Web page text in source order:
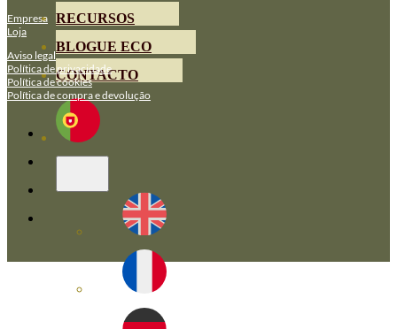
RECURSOS
BLOGUE ECO
CONTACTO
Empresa
Loja
Aviso legal
Política de privacidade
Política de cookies
Política de compra e devolução